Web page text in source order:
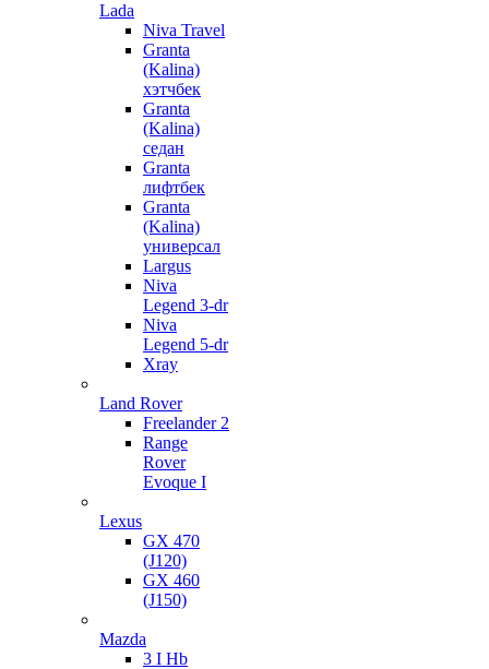
Lada
Niva Travel
Granta
(Kalina)
хэтчбек
Granta
(Kalina)
седан
Granta
лифтбек
Granta
(Kalina)
универсал
Largus
Niva
Legend 3-dr
Niva
Legend 5-dr
Xray
Land Rover
Freelander 2
Range
Rover
Evoque I
Lexus
GX 470
(J120)
GX 460
(J150)
Mazda
3 I Hb